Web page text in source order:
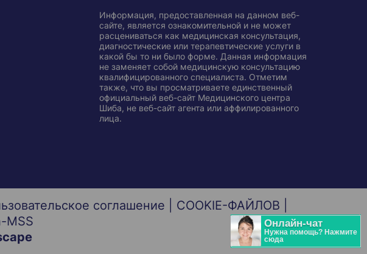
Информация, предоставленная на данном веб-
сайте, является ознакомительной и не может
расцениваться как медицинская консультация,
диагностические или терапевтические услуги в
какой бы то ни было форме. Данная информация
не заменяет собой медицинскую консультацию
квалифицированного специалиста. Отметим
также, что вы просматриваете единственный
официальный веб-сайт Медицинского центра
Шиба, не веб-сайт агента или аффилированного
лица.
соглашение COOKIE-ФАЙЛОВ
MSS
Онлайн-чат
Нужна помощь? Нажмите
сюда